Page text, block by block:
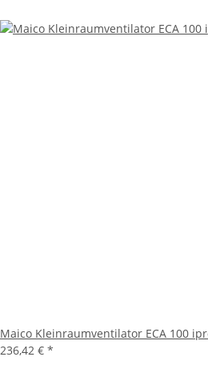
Maico Kleinraumventilator ECA 100
236,42 € *